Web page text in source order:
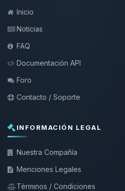
Inicio
Noticias
FAQ
Documentación API
Foro
Contacto / Soporte
INFORMACIÓN LEGAL
Nuestra Compañía
Menciones Legales
Términos / Condiciones